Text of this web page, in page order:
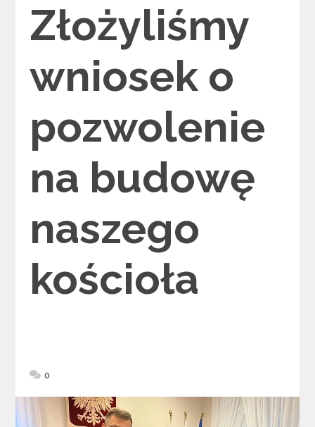
Złożyliśmy
wniosek o
pozwolenie
na budowę
naszego
kościoła
0